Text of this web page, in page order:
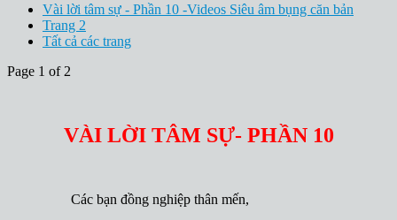
Vài lời tâm sự - Phần 10 -Videos Siêu âm bụng căn bản
Trang 2
Tất cả các trang
Page 1 of 2
VÀI LỜI TÂM SỰ- PHẦN 10
Các bạn đồng nghiệp thân mến,